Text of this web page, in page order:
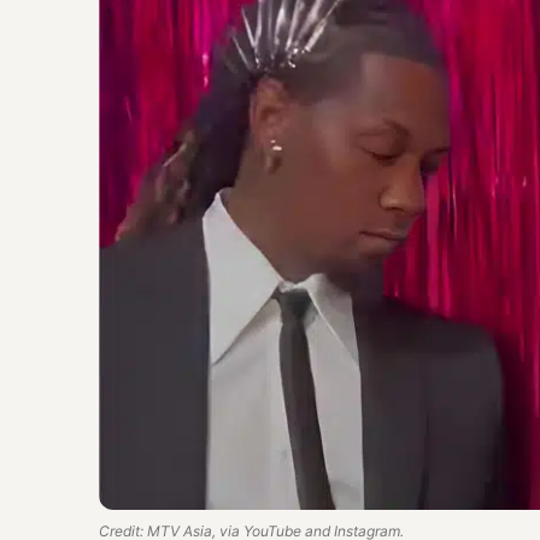
Credit: MTV Asia, via YouTube and Instagram.